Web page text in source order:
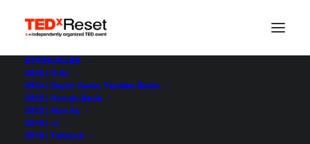
ETKINLIKLER
2025 | O An
2024 | Seçim Senin, Yeniden Başla.
2023 | Umudu Besle
2022 | Alan Aç
2019 | +1
2018 | Yol(a)çık
TED Hakkında
TED, dünyanın önde gelen düşünürlerinin, kendilerini en